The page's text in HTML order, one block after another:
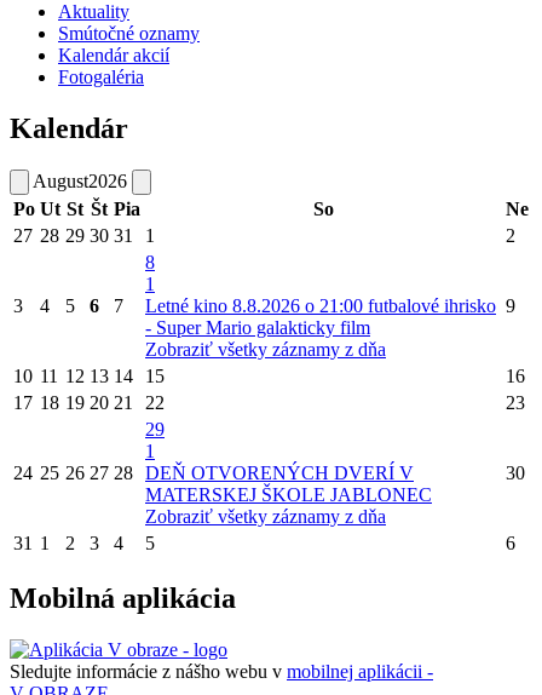
Aktuality
Smútočné oznamy
Kalendár akcií
Fotogaléria
Kalendár
August2026
Po Ut St Št Pia So
Ne
27 28 29 30 31 1 2
3 4 5 6 7
8
1
Letné kino 8.8.2026 o 21:00 futbalové ihrisko
- Super Mario galakticky film
Zobraziť všetky záznamy z dňa
9
10 11 12 13 14 15
16
17 18 19 20 21 22 23
24 25 26 27 28
29
1
DEŇ OTVORENÝCH DVERÍ V
MATERSKEJ ŠKOLE JABLONEC
Zobraziť všetky záznamy z dňa
30
31 1 2 3 4 5 6
Mobilná aplikácia
Sledujte informácie z nášho webu v mobilnej aplikácii -